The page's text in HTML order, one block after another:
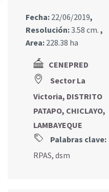
Fecha: 22/06/2019,
Resolución:3.58 cm. ,
Area: 228.38 ha
CENEPRED
Sector La
Victoria, DISTRITO
PATAPO, CHICLAYO,
LAMBAYEQUE
Palabras clave:
RPAS, dsm